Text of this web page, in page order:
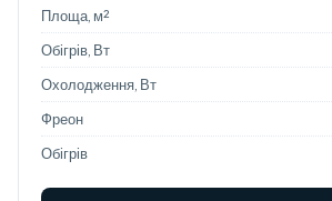
Площа, м²
Обігрів, Вт
Охолодження, Вт
Фреон
Обігрів